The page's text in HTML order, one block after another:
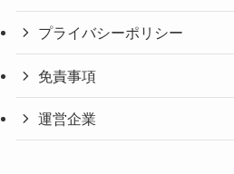
プライバシーポリシー
免責事項
運営企業